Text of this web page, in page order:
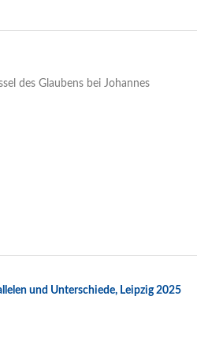
des Glaubens bei Johannes
und Unterschiede, Leipzig 2025